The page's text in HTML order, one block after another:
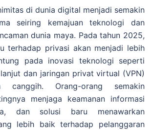
di dunia digital menjadi semakin
seiring kemajuan teknologi dan
dunia maya. Pada tahun 2025,
terhadap privasi akan menjadi lebih
pada inovasi teknologi seperti
dan jaringan privat virtual (VPN)
canggih. Orang-orang semakin
menjaga keamanan informasi
dan solusi baru menawarkan
lebih baik terhadap pelanggaran